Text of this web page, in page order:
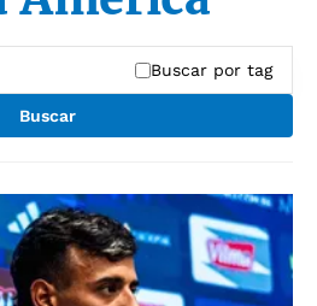
Buscar por tag
Buscar